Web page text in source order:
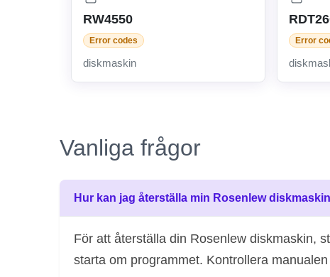
RW4550
Error codes
diskmaskin
Error
Vanliga frågor
Hur kan jag återställa min Rosenlew
För att återställa din Rosenlew diskmaskin,
starta om programmet. Kontrollera